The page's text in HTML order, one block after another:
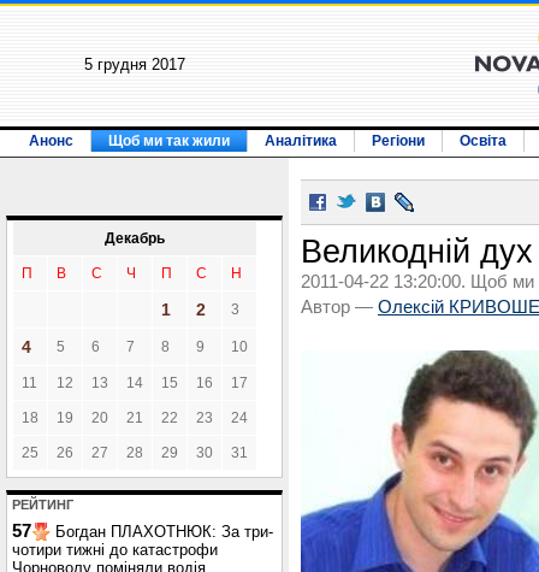
5 грудня 2017
Анонс Щоб ми так жили Аналітика Регіони Освіта
Декабрь
П В С Ч П С Н
1 2 3
4 5 6 7 8 9 10
11 12 13 14 15 16 17
18 19 20 21 22 23 24
25 26 27 28 29 30 31
РЕЙТИНГ
57
Богдан ПЛАХОТНЮК: За три-
чотири тижні до катастрофи
Чорноволу поміняли водія
Великодній дух
2011-04-22 13:20:00. Щоб ми
Автор — Олексій